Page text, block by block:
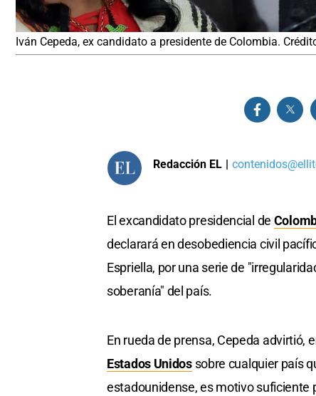
Iván Cepeda, ex candidato a presidente de Colombia.
Redacción EL |
El excandidato presidencial de
declarará en desobediencia civil
Espriella, por una serie de
soberanía" del país.
En rueda de prensa, Cepeda advirtió,
Estados Unidossobre cualquier país
estadounidense, es motivo suficiente